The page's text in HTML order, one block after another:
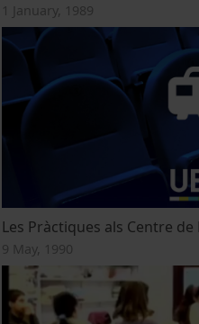
1 January, 1989
Les Pràctiques als Centre de
9 May, 1990